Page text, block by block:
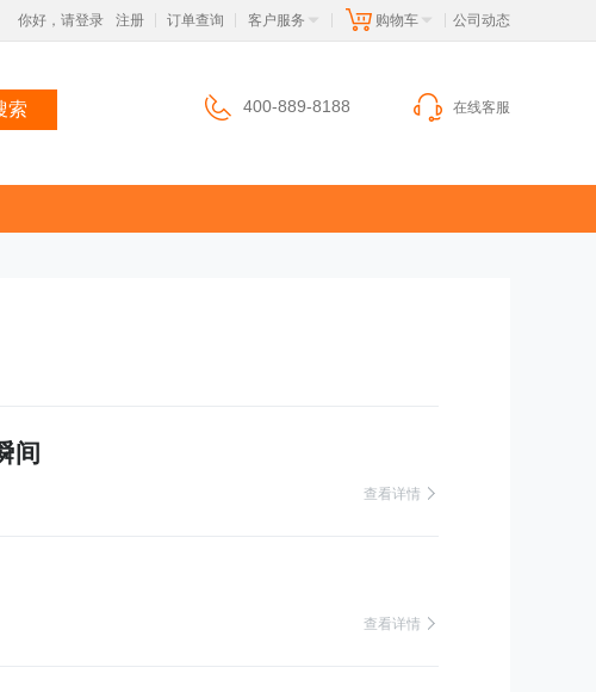
你好，请登录 注册 订单查询 客户服务 购物车 公司动态
索 400-889-8188 在线客服
间
查看详情
查看详情